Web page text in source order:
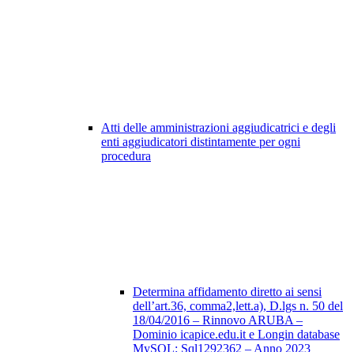
Atti delle amministrazioni aggiudicatrici e degli
enti aggiudicatori distintamente per ogni
procedura
Determina affidamento diretto ai sensi
dell’art.36, comma2,lett.a), D.lgs n. 50 del
18/04/2016 – Rinnovo ARUBA –
Dominio icapice.edu.it e Longin database
MySQL: Sql1292362 – Anno 2023